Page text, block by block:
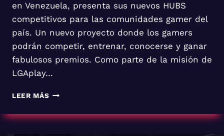
en Venezuela, presenta sus nuevos HUBS
competitivos para las comunidades gamer del
país. Un nuevo proyecto donde los gamers
podrán competir, entrenar, conocerse y ganar
fabulosos premios. Como parte de la misión de
LGAplay…
LEER MÁS